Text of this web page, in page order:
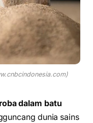
dalam batu
dunia sains